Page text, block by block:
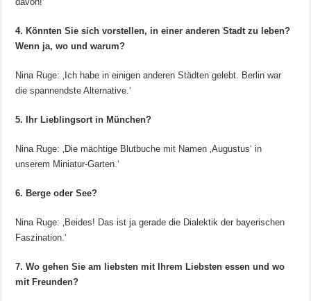
4. Könnten Sie sich vorstellen, in einer anderen Stadt zu leben?
Wenn ja, wo und warum?
Nina Ruge: ‚Ich habe in einigen anderen Städten gelebt. Berlin war
die spannendste Alternative.‘
5. Ihr Lieblingsort in München?
Nina Ruge: ‚Die mächtige Blutbuche mit Namen ‚Augustus‘ in
unserem Miniatur-Garten.‘
6. Berge oder See?
Nina Ruge: ‚Beides! Das ist ja gerade die Dialektik der bayerischen
Faszination.‘
7. Wo gehen Sie am liebsten mit Ihrem Liebsten essen und wo
mit Freunden?